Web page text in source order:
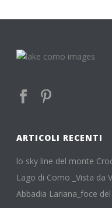
ARTICOLI RECENTI
lo sky line del monte
Lago di Como _Vista da
Abbadia Lariana_foce